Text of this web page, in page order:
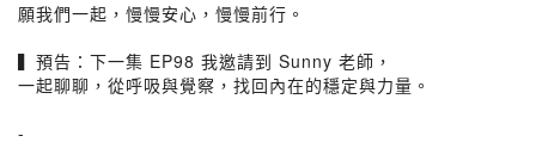
願我們一起，慢慢安心，慢慢前行。
▍預告：下一集 EP98 我邀請到 Sunny 老師，
一起聊聊，從呼吸與覺察，找回內在的穩定與力量。
-